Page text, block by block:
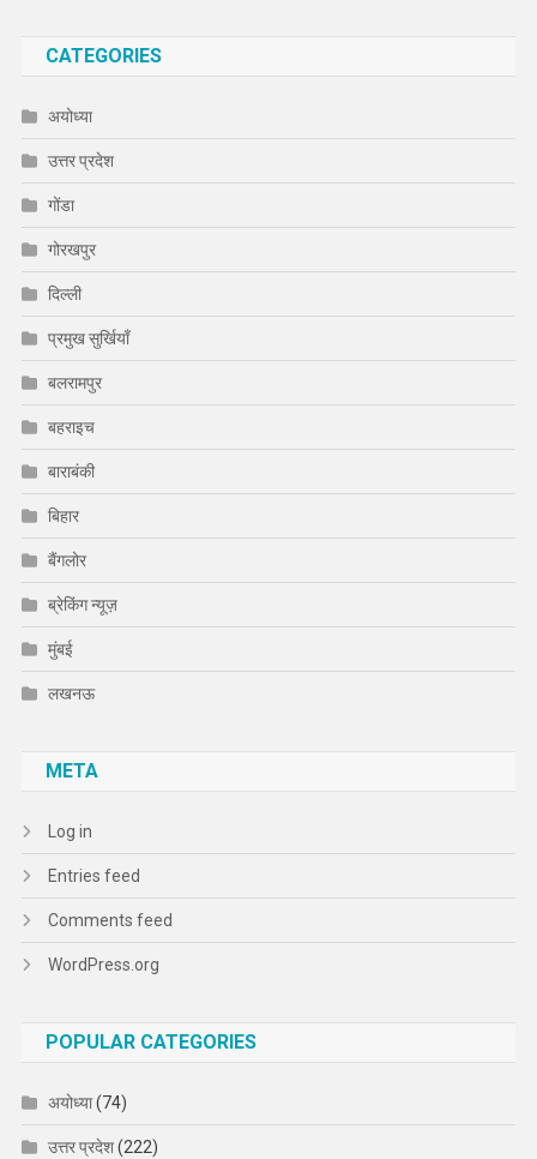
CATEGORIES
अयोध्या
उत्तर प्रदेश
गोंडा
गोरखपुर
दिल्ली
प्रमुख सुर्खियाँ
बलरामपुर
बहराइच
बाराबंकी
बिहार
बैंगलोर
ब्रेकिंग न्यूज़
मुंबई
लखनऊ
META
Log in
Entries feed
Comments feed
WordPress.org
POPULAR CATEGORIES
अयोध्या(74)
उत्तर प्रदेश(222)